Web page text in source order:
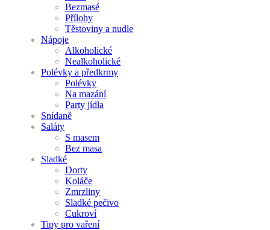
Bezmasé
Přílohy
Těstoviny a nudle
Nápoje
Alkoholické
Nealkoholické
Polévky a předkrmy
Polévky
Na mazání
Party jídla
Snídaně
Saláty
S masem
Bez masa
Sladké
Dorty
Koláče
Zmrzliny
Sladké pečivo
Cukroví
Tipy pro vaření